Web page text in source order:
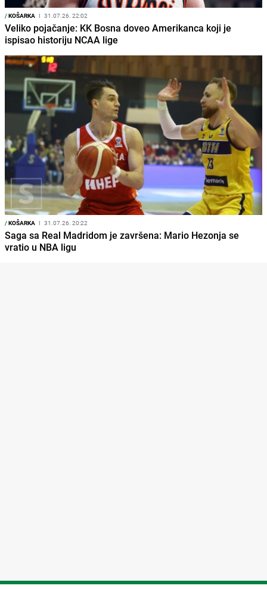
/KOŠARKA I 31.07.26. 22:02
Veliko pojačanje: KK Bosna doveo Amerikanca koji je
ispisao historiju NCAA lige
/KOŠARKA I 31.07.26. 20:22
Saga sa Real Madridom je završena: Mario Hezonja se
vratio u NBA ligu